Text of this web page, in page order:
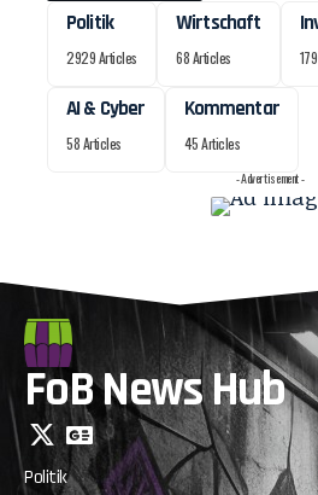
Politik
2929 Articles
Wirtschaft
68 Articles
AI & Cyber
58 Articles
Kommentar
45 Articles
- Advertisement -
FoB News Hub
Politik